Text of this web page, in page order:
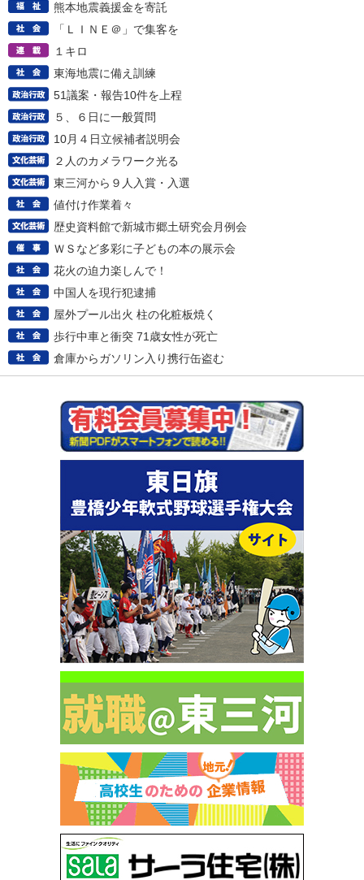
熊本地震義援金を寄託
「ＬＩＮＥ＠」で集客を
１キロ
東海地震に備え訓練
51議案・報告10件を上程
５、６日に一般質問
10月４日立候補者説明会
２人のカメラワーク光る
東三河から９人入賞・入選
値付け作業着々
歴史資料館で新城市郷土研究会月例会
ＷＳなど多彩に子どもの本の展示会
花火の迫力楽しんで！
中国人を現行犯逮捕
屋外プール出火 柱の化粧板焼く
歩行中車と衝突 71歳女性が死亡
倉庫からガソリン入り携行缶盗む